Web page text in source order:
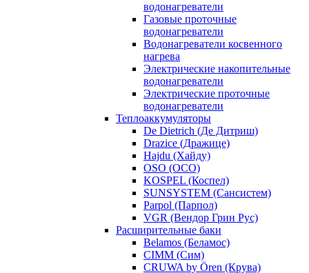
водонагреватели
Газовые проточные
водонагреватели
Водонагреватели косвенного
нагрева
Электрические накопительные
водонагреватели
Электрические проточные
водонагреватели
Теплоаккумуляторы
De Dietrich (Де Дитриш)
Drazice (Дражице)
Hajdu (Хайду)
OSO (ОСО)
KOSPEL (Коспел)
SUNSYSTEM (Сансистем)
Parpol (Парпол)
VGR (Вендор Грин Рус)
Расширительные баки
Belamos (Беламос)
CIMM (Сим)
CRUWA by Ören (Крува)